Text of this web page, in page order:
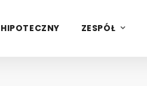
ZESPÓŁ
pieszym –